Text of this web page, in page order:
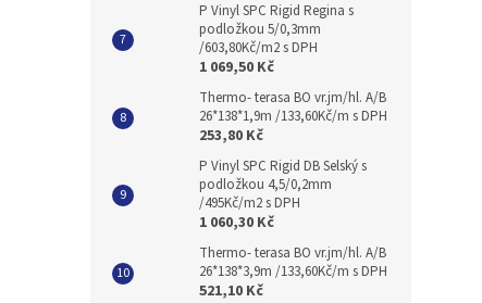
P Vinyl SPC Rigid Regina s
podložkou 5/0,3mm
/603,80Kč/m2 s DPH
1 069,50 Kč
Thermo- terasa BO vr.jm/hl. A/B
26*138*1,9m /133,60Kč/m s DPH
253,80 Kč
P Vinyl SPC Rigid DB Selský s
podložkou 4,5/0,2mm
/495Kč/m2 s DPH
1 060,30 Kč
Thermo- terasa BO vr.jm/hl. A/B
26*138*3,9m /133,60Kč/m s DPH
521,10 Kč